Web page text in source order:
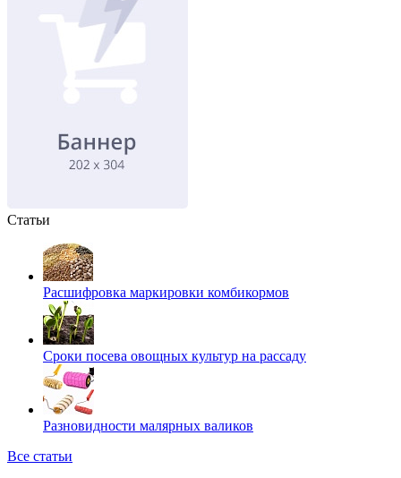
Статьи
Расшифровка маркировки комбикормов
Сроки посева овощных культур на рассаду
Разновидности малярных валиков
Все статьи